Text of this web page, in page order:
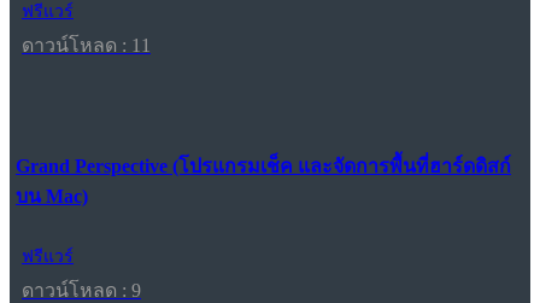
ฟรีแวร์
ดาวน์โหลด : 11
Grand Perspective (โปรแกรมเช็ค และจัดการพื้นที่ฮาร์ดดิสก์
บน Mac)
ฟรีแวร์
ดาวน์โหลด : 9